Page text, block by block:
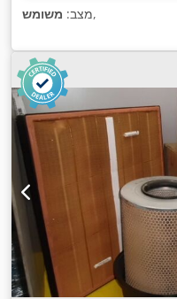
מצב: משומש ,